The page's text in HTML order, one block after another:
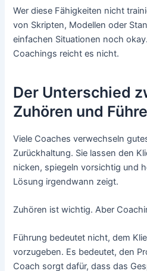
Wer diese Fähigkeiten nicht
von Skripten, Modellen oder
einfachen Situationen noch
Coachings reicht es nicht.
Der Unterschied
Zuhören und
Viele Coaches verwechseln
Zurückhaltung. Sie lassen den
nicken, spiegeln vorsichtig und
Lösung irgendwann zeigt.
Zuhören ist wichtig. Aber
Führung bedeutet nicht, dem
vorzugeben. Es bedeutet, den
Coach sorgt dafür, dass das